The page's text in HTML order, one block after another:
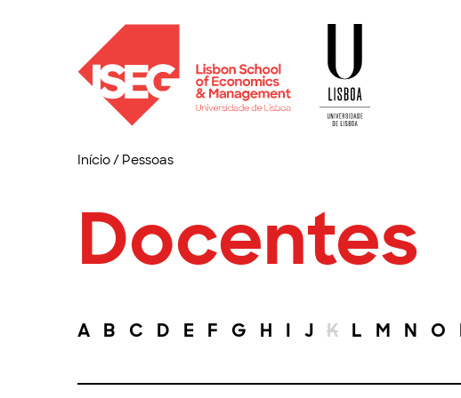
Início/ Pessoas
Docentes
A B C D E F G H I J K L M N O